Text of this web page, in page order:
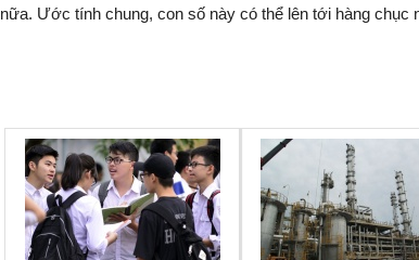
nữa. Ước tính chung, con số này có thể lên tới hàng chục